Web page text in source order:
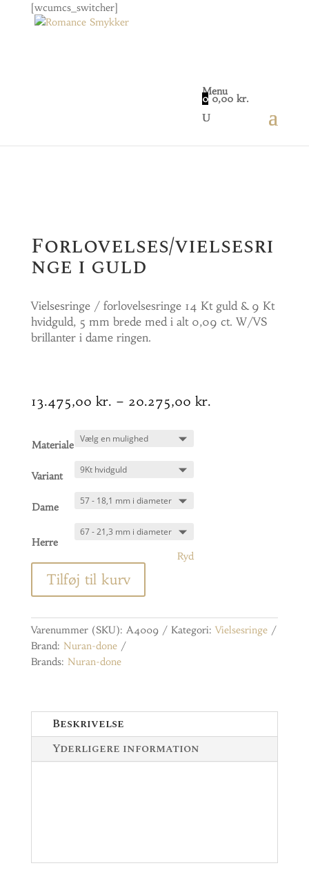
[wcumcs_switcher]
Menu
0 0,00kr.
Forlovelses/vielsesri
nge i guld
Vielsesringe / forlovelsesringe 14 Kt guld & 9 Kt
hvidguld, 5 mm brede med i alt 0,09 ct. W/VS
brillanter i dame ringen.
13.475,00 kr. – 20.275,00 kr.Prisinterval:
Materiale
Variant
Dame
Herre
Ryd
Tilføj til kurv
Varenummer (SKU): A4009 Kategori: Vielsesringe
Brand: Nuran-done
Brands: Nuran-done
Beskrivelse
Yderligere information